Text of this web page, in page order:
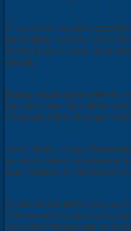
…
Я одинока, подобно
просторах, потому, что
меня, согрев мою душу
…
Когда наши руки вместе,
препятствия. Но сейчас моя
…
Хочу, чтобы океан
по моей вине, превратился
…
Душа моя мается, как
Она навеки останется во